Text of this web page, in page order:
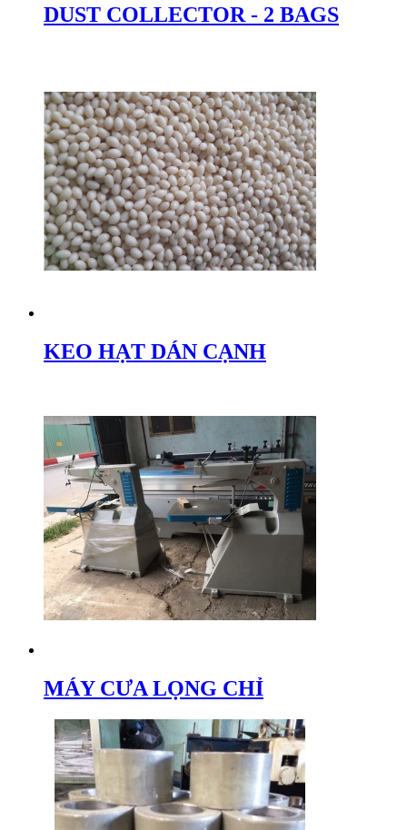
DUST COLLECTOR - 2 BAGS
KEO HẠT DÁN CẠNH
MÁY CƯA LỌNG CHỈ